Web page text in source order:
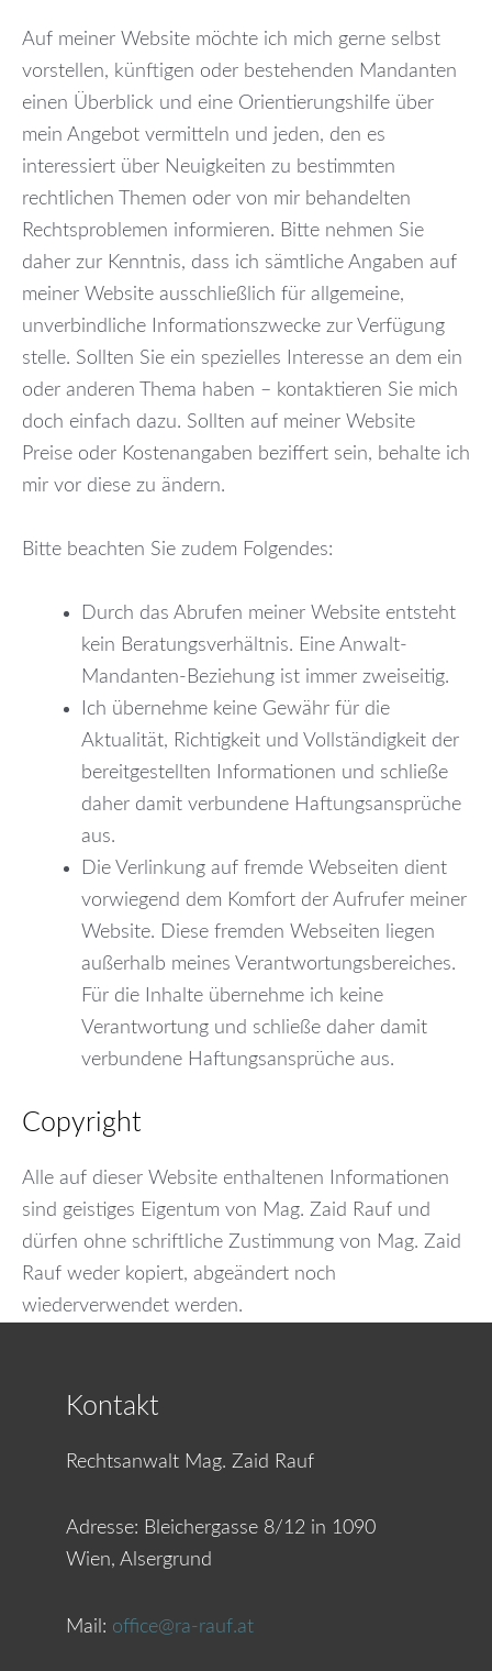
Auf meiner Website möchte ich mich gerne selbst
vorstellen, künftigen oder bestehenden Mandanten
einen Überblick und eine Orientierungshilfe über
mein Angebot vermitteln und jeden, den es
interessiert über Neuigkeiten zu bestimmten
rechtlichen Themen oder von mir behandelten
Rechtsproblemen informieren. Bitte nehmen Sie
daher zur Kenntnis, dass ich sämtliche Angaben auf
meiner Website ausschließlich für allgemeine,
unverbindliche Informationszwecke zur Verfügung
stelle. Sollten Sie ein spezielles Interesse an dem ein
oder anderen Thema haben – kontaktieren Sie mich
doch einfach dazu. Sollten auf meiner Website
Preise oder Kostenangaben beziffert sein, behalte ich
mir vor diese zu ändern.
Bitte beachten Sie zudem Folgendes:
Durch das Abrufen meiner Website entsteht
kein Beratungsverhältnis. Eine Anwalt-
Mandanten-Beziehung ist immer zweiseitig.
Ich übernehme keine Gewähr für die
Aktualität, Richtigkeit und Vollständigkeit der
bereitgestellten Informationen und schließe
daher damit verbundene Haftungsansprüche
aus.
Die Verlinkung auf fremde Webseiten dient
vorwiegend dem Komfort der Aufrufer meiner
Website. Diese fremden Webseiten liegen
außerhalb meines Verantwortungsbereiches.
Für die Inhalte übernehme ich keine
Verantwortung und schließe daher damit
verbundene Haftungsansprüche aus.
Copyright
Alle auf dieser Website enthaltenen Informationen
sind geistiges Eigentum von Mag. Zaid Rauf und
dürfen ohne schriftliche Zustimmung von Mag. Zaid
Rauf weder kopiert, abgeändert noch
wiederverwendet werden.
Kontakt
Rechtsanwalt Mag. Zaid Rauf
Adresse: Bleichergasse 8/12 in 1090
Wien, Alsergrund
Mail: office@ra-rauf.at